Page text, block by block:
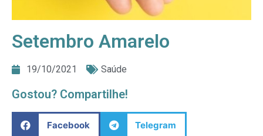
Setembro Amarelo
19/10/2021 Saúde
Gostou? Compartilhe!
Facebook Telegram